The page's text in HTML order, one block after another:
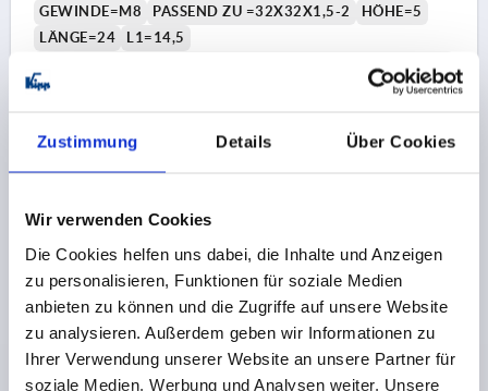
Zustimmung Details Über Cookies
Wir verwenden Cookies
Die Cookies helfen uns dabei, die Inhalte und Anzeigen
zu personalisieren, Funktionen für soziale Medien
anbieten zu können und die Zugriffe auf unsere Website
zu analysieren. Außerdem geben wir Informationen zu
Ihrer Verwendung unserer Website an unsere Partner für
soziale Medien, Werbung und Analysen weiter. Unsere
GEWINDE=M8
PASSEND ZU =32X32X1,5-2
HÖHE=5
LÄNGE=24
L1=14,5
BELASTUNG)=2
1,01 €